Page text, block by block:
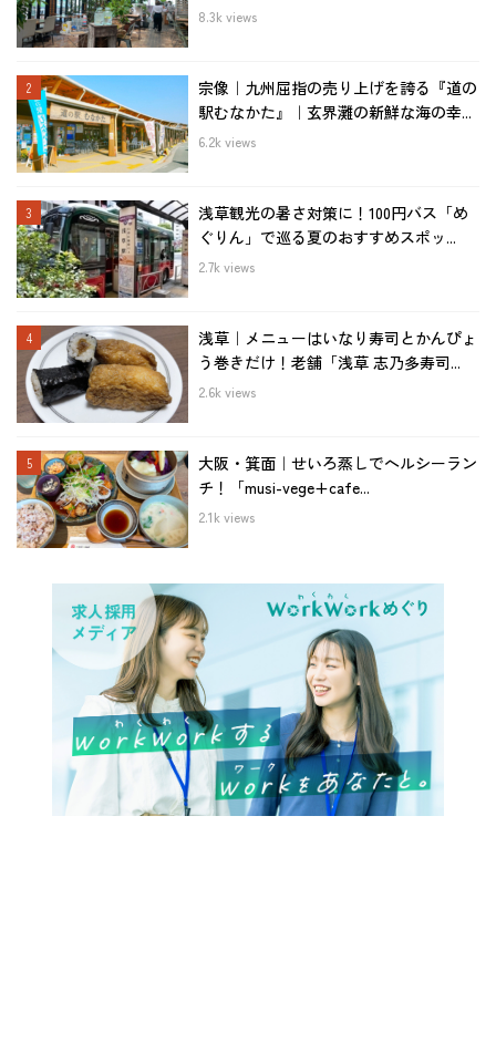
8.3k views
宗像｜九州屈指の売り上げを誇る『道の
駅むなかた』｜玄界灘の新鮮な海の幸...
6.2k views
浅草観光の暑さ対策に！100円バス「め
ぐりん」で巡る夏のおすすめスポッ...
2.7k views
浅草｜メニューはいなり寿司とかんぴょ
う巻きだけ！老舗「浅草 志乃多寿司...
2.6k views
大阪・箕面｜せいろ蒸しでヘルシーラン
チ！「musi-vege+cafe...
2.1k views